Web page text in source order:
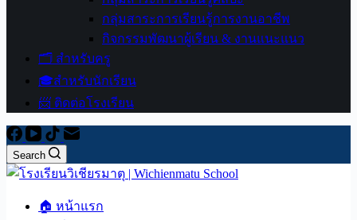
กลุ่มสาระการเรียนรู้การงานอาชีพ
กิจกรรมพัฒนาผู้เรียน & งานแนะแนว
🗂️ สำหรับครู
🎓สำหรับนักเรียน
📨 ติดต่อโรงเรียน
Search
🏠 หน้าแรก